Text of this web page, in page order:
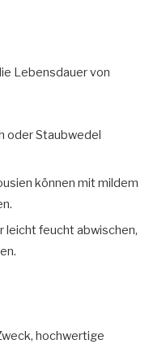
Lebensdauer von
oder Staubwedel
können mit mildem
leicht feucht abwischen,
hochwertige